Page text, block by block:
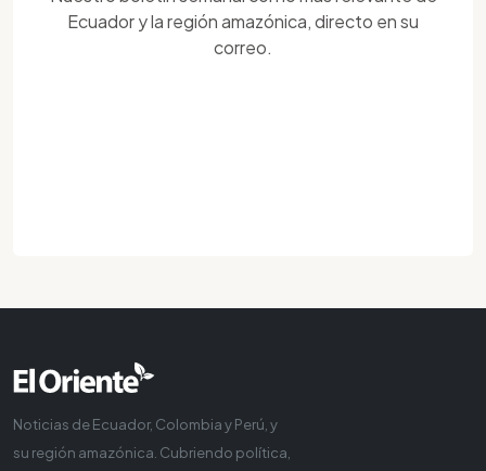
Ecuador y la región amazónica, directo en su
correo.
Noticias de Ecuador, Colombia y Perú, y
su región amazónica. Cubriendo política,